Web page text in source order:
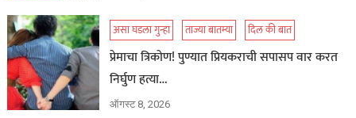
असा घडला गुन्हा ताज्या बातम्या दिल की बात
प्रेमाचा त्रिकोण! पुण्यात प्रियकराची सपासप वार करत
निर्घुण हत्या…
ऑगस्ट 8, 2026